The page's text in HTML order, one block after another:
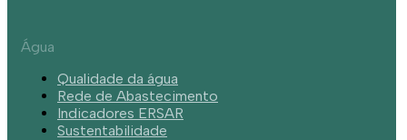
Água
Qualidade da água
Rede de Abastecimento
Indicadores ERSAR
Sustentabilidade